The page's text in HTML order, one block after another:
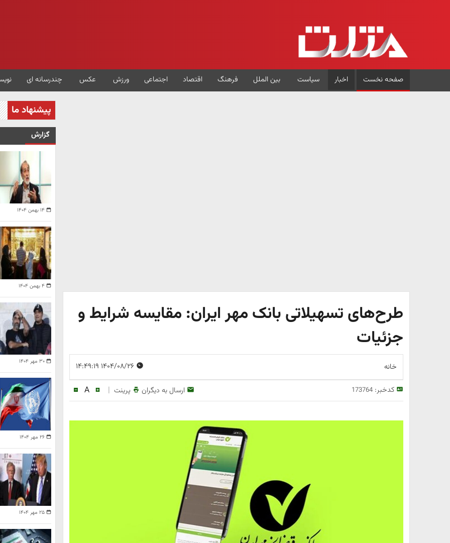
صفحه نخست اخبار سیاست بین الملل فرهنگ اقتصاد اجتماعی ورزش عکس چندرسانه ای
طرح‌های تسهیلاتی بانک مهر ایران: مقایسه شرایط و
جزئیات
خانه
کدخبر:173764 ارسال به دیگران پرینت |
A
پیشنهاد ما
گزارش
۱۴ بهمن ۱۴۰۴
۴ بهمن ۱۴۰۴
۳۰ مهر ۱۴۰۴
۲۶ مهر ۱۴۰۴
۲۵ مهر ۱۴۰۴